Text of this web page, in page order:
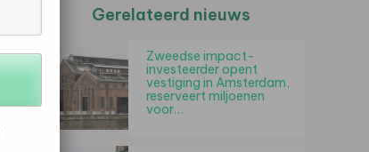
Gerelateerd nieuws
Zweedse impact-
investeerder opent
vestiging in Amsterdam,
reserveert miljoenen
voor…